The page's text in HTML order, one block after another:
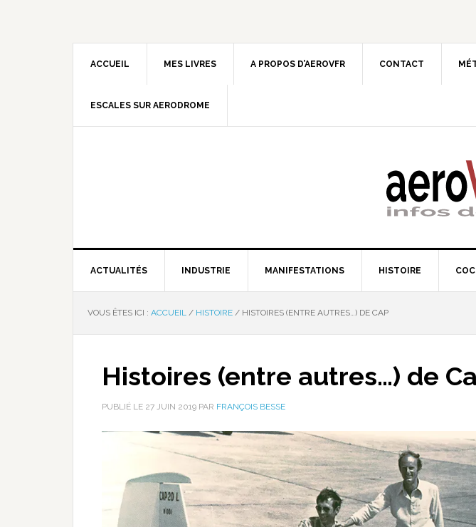
ACCUEIL MES LIVRES A PROPOS D’AEROVFR CONTACT
ESCALES SUR AERODROME
ACTUALITÉS INDUSTRIE MANIFESTATIONS HISTOIRE
VOUS ÊTES ICI : ACCUEIL / HISTOIRE / HISTOIRES (ENTRE AUTRES…) DE CAP
Histoires (entre autres…) de
PUBLIÉ LE 27 JUIN 2019 PAR FRANÇOIS BESSE